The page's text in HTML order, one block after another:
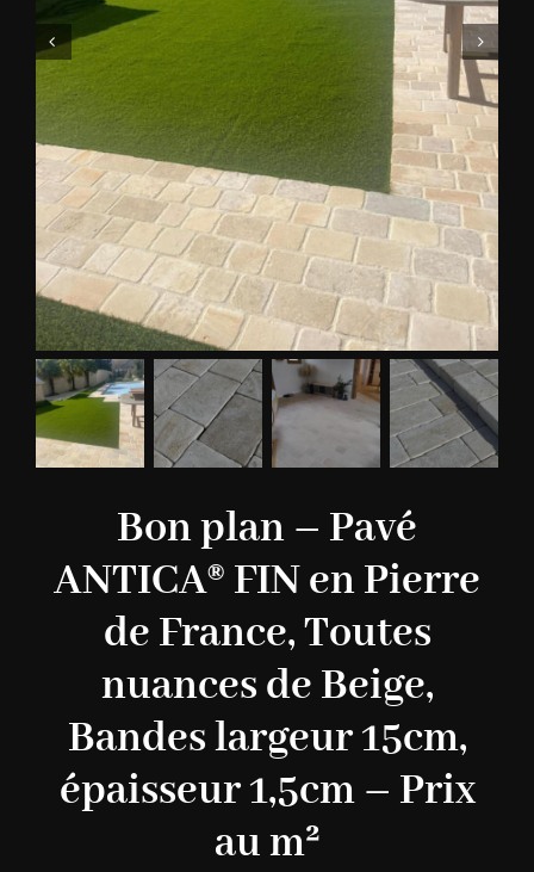
Bon plan – Pavé
ANTICA® FIN en Pierre
de France, Toutes
nuances de Beige,
Bandes largeur 15cm,
épaisseur 1,5cm – Prix
au m²